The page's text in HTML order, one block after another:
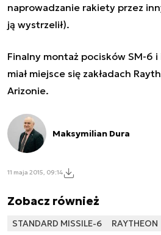
naprowadzanie rakiety przez
ją wystrzelił).
Finalny montaż pocisków SM-6
miał miejsce się zakładach
Arizonie.
Maksymilian Dura
11 maja 2015, 09:14
Zobacz również
STANDARD MISSILE-6 RAYTHEON